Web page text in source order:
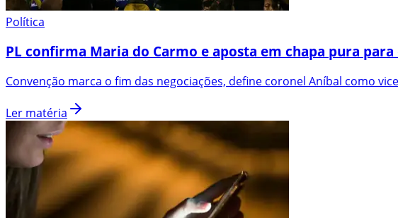
Política
PL confirma Maria do Carmo e aposta em chapa pura para
Convenção marca o fim das negociações, define coronel Aníbal como
Ler matéria